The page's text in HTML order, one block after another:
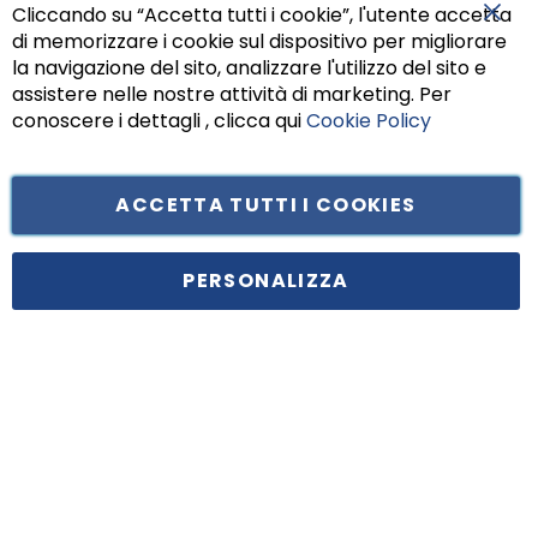
Principe di Piemonte 199, cap. 80026 Casoria (NA) - C.F. 05834470634 -
Cliccando su “Accetta tutti i cookie”, l'utente accetta
di memorizzare i cookie sul dispositivo per migliorare
la navigazione del sito, analizzare l'utilizzo del sito e
assistere nelle nostre attività di marketing. Per
conoscere i dettagli , clicca quiCookie Policy
ACCETTA TUTTI I COOKIES
PERSONALIZZA